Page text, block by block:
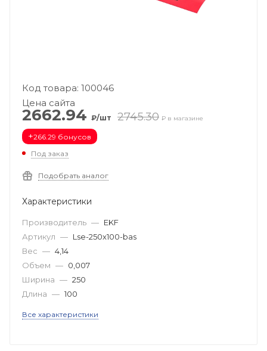
Код товара: 100046
Цена сайта
2662.94 ₽/шт 2745.30 ₽ в магазине
+266.29 бонусов
Под заказ
Подобрать аналог
Характеристики
Производитель — EKF
Артикул — Lse-250x100-bas
Вес — 4,14
Объем — 0,007
Ширина — 250
Длина — 100
Все характеристики